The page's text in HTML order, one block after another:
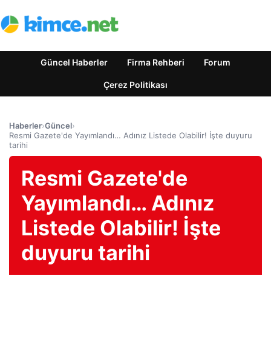
Güncel Haberler Firma Rehberi Forum
Çerez Politikası
Haberler›Güncel›
Resmi Gazete'de Yayımlandı… Adınız Listede Olabilir! İşte duyuru
tarihi
Resmi Gazete'de
Yayımlandı… Adınız
Listede Olabilir! İşte
duyuru tarihi